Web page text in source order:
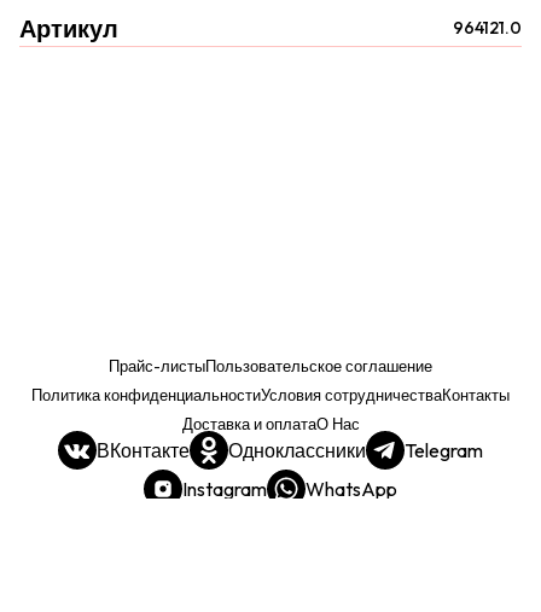
Артикул 964121.0
Прайс-листыПользовательское соглашение
Политика конфиденциальностиУсловия сотрудничестваКонтакты
Доставка и оплатаО Нас
ВКонтакте Одноклассники
Telegram
Instagram
WhatsApp